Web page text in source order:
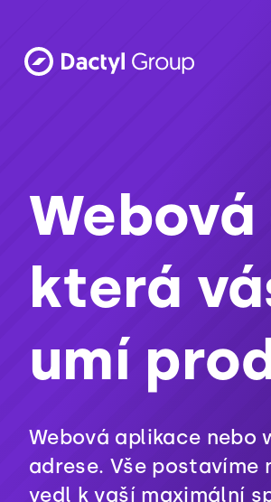
která
umí
Webová aplikace nebo
adrese. Vše postavíme
vedl k vaší maximální